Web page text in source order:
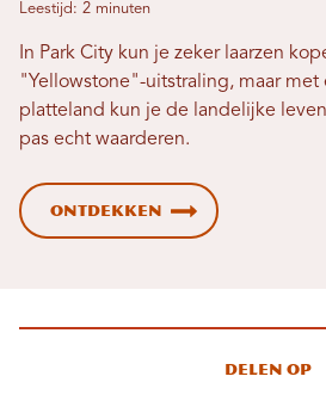
Leestijd: 2 minuten
In Park City kun je zeker laarzen
"Yellowstone"-uitstraling, maar met
platteland kun je de landelijke
pas echt waarderen.
Ontdekken
Delen op